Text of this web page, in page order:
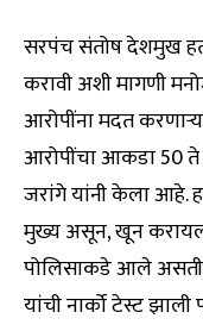
सरपंच संतोष देशमुख
करावी अशी मागणी
आरोपींना मदत
आरोपींचा आकडा 50
जरांगे यांनी केला आहे.
मुख्य असून, खून
पोलिसाकडे आले
यांची नार्को टेस्ट